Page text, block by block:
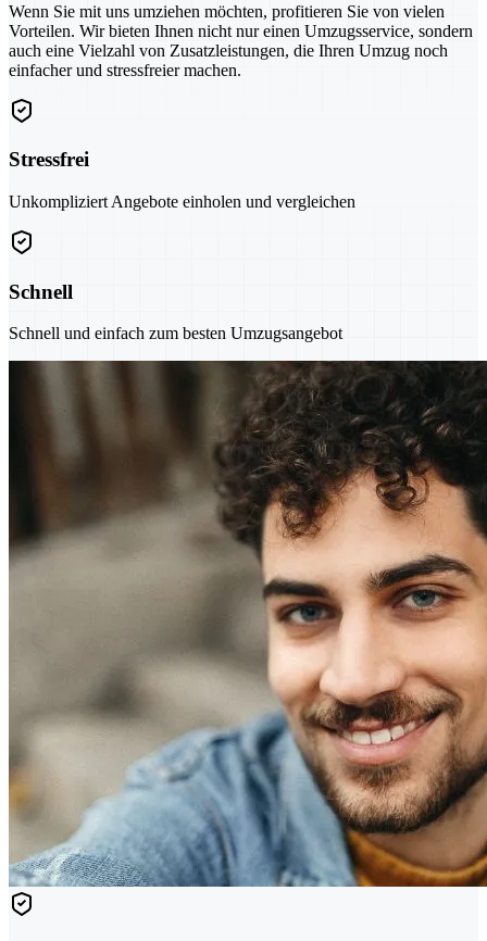
Wenn Sie mit uns umziehen möchten, profitieren Sie von vielen
Vorteilen. Wir bieten Ihnen nicht nur einen Umzugsservice, sondern
auch eine Vielzahl von Zusatzleistungen, die Ihren Umzug noch
einfacher und stressfreier machen.
Stressfrei
Unkompliziert Angebote einholen und vergleichen
Schnell
Schnell und einfach zum besten Umzugsangebot